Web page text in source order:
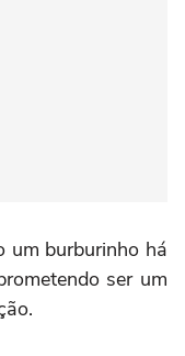
um burburinho há
ser um